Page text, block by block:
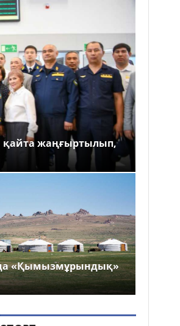
қайта жаңғыртылып,
«Қымызмұрындық»